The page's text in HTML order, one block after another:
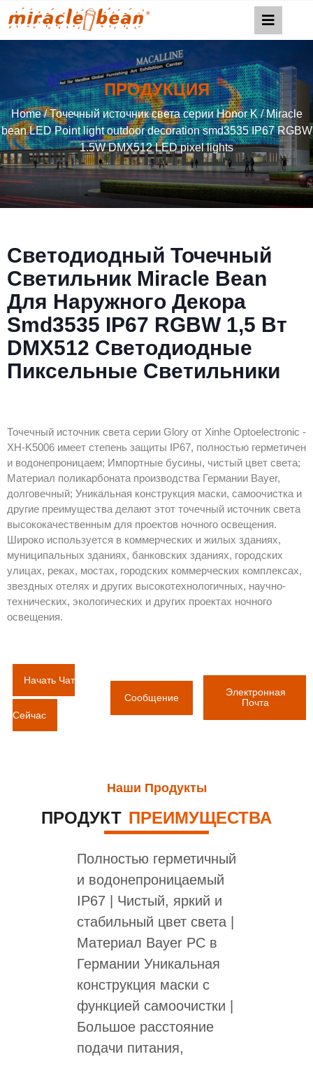
ПРОДУКЦИЯ
Home/Точечный источник света серии Honor K/ Miracle
bean LED Point light outdoor decoration smd3535 IP67 RGBW
1.5W DMX512 LED pixel lights
Светодиодный Точечный
Светильник Miracle Bean
Для Наружного Декора
Smd3535 IP67 RGBW 1,5 Вт
DMX512 Светодиодные
Пиксельные Светильники
Точечный источник света серии Glory от Xinhe Optoelectronic -
XH-K5006 имеет степень защиты IP67, полностью герметичен
и водонепроницаем; Импортные бусины, чистый цвет света;
Материал поликарбоната производства Германии Bayer,
долговечный; Уникальная конструкция маски, самоочистка и
другие преимущества делают этот точечный источник света
высококачественным для проектов ночного освещения.
Широко используется в коммерческих и жилых зданиях,
муниципальных зданиях, банковских зданиях, городских
улицах, реках, мостах, городских коммерческих комплексах,
звездных отелях и других высокотехнологичных, научно-
технических, экологических и других проектах ночного
освещения.
Начать Чат
Сейчас
Сообщение
Электронная
Почта
Наши Продукты
ПРОДУКТ ПРЕИМУЩЕСТВА
Полностью герметичный
и водонепроницаемый
IP67 | Чистый, яркий и
стабильный цвет света |
Материал Bayer PC в
Германии Уникальная
конструкция маски с
функцией самоочистки |
Большое расстояние
подачи питания,